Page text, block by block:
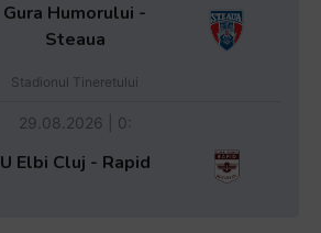
Gura Humorului -
Steaua
Stadionul Tineretului
29.08.2026 | 0:
U Elbi Cluj - Rapid